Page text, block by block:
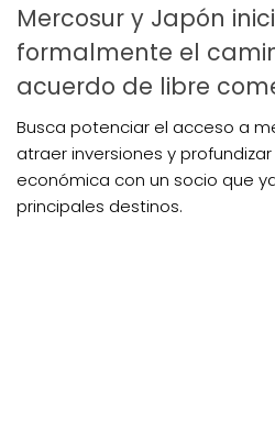
Mercosur y Japón
formalmente el
acuerdo de libre
Busca potenciar el acceso a
atraer inversiones y
económica con un socio que
principales destinos.